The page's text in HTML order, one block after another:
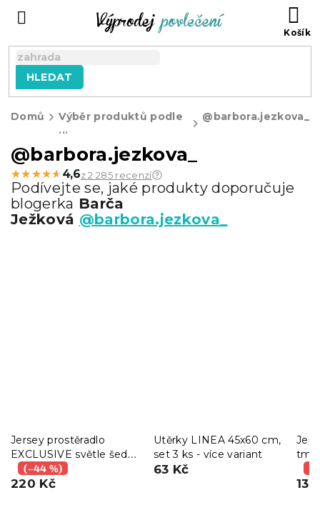
HLEDAT
Domů
Výběr produktů podle
...
@barbora.jezkova_
@barbora.jezkova_
★★★★★
★★★★★ 4,6z 2 285 recenzí
Podívejte se, jaké produkty doporučuje
blogerka Barča
Ježková @barbora.jezkova_
Jersey prostěradlo
EXCLUSIVE světle šedé
90 x 200 cm
(–44 %)
220 Kč
Utěrky LINEA 45x60 cm,
set 3 ks - více variant
63 Kč
cm